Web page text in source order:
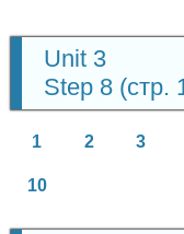
Unit 3
Step 8 (стр.
1 2 3
10